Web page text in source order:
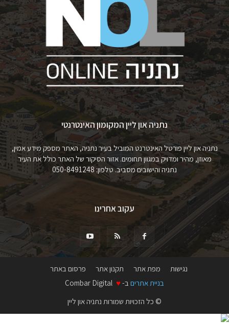
נתניה און ליין המקומון האינטרנטי
נתניה און ליין פורטל האינטרנט המוביל בעיר נתניה, האתר מספק מידע אמין,
מאוזן, מהיר ומדויק במגוון תחומים. אזור הסיקור של האתר כולל את העיר
נתניה והישובים מסביב. טלפון: 050-8491248
עקוב אחרינו
נגישות מפת אתר תקנון אתר
פרסום באתר
בניית אתרים ב- ♥
© כל הזכויות שמורות נתניה און ליין